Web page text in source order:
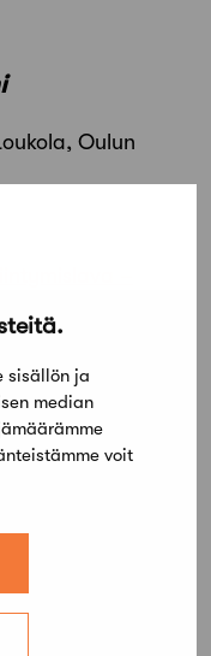
sisällön ja
median
voit
Oulun
–